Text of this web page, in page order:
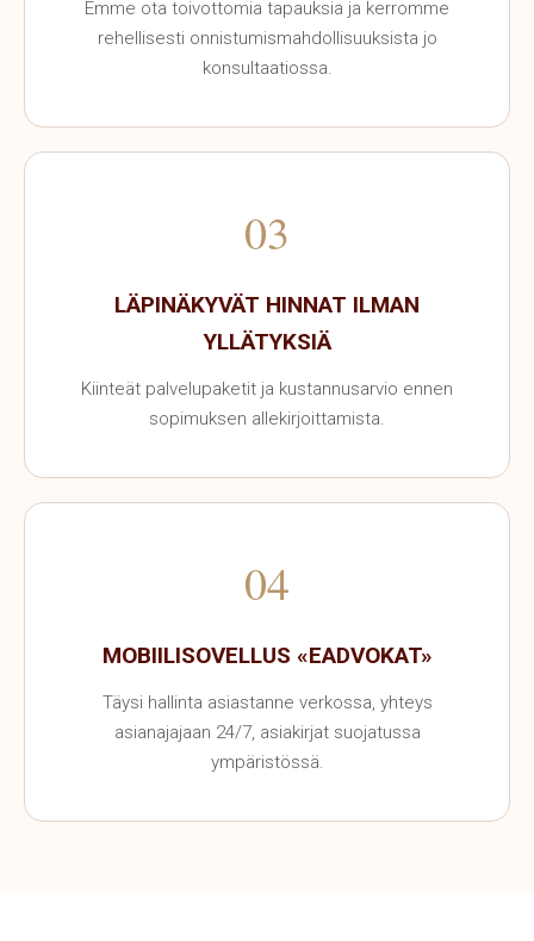
Emme ota toivottomia tapauksia ja kerromme
rehellisesti onnistumismahdollisuuksista jo
konsultaatiossa.
03
LÄPINÄKYVÄT HINNAT ILMAN
YLLÄTYKSIÄ
Kiinteät palvelupaketit ja kustannusarvio ennen
sopimuksen allekirjoittamista.
04
MOBIILISOVELLUS «EADVOKAT»
Täysi hallinta asiastanne verkossa, yhteys
asianajajaan 24/7, asiakirjat suojatussa
ympäristössä.